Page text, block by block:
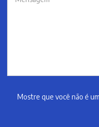
Mostre que você não é